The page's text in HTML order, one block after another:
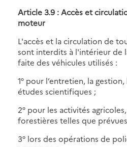
Article 3.9 : Accès et
moteur
L'accès et la circulation de
sont interdits à l'intérieur de
faite des véhicules utilisés :
1° pour l’entretien, la
études scientifiques ;
2° pour les activités
forestières telles que
3° lors des opérations de